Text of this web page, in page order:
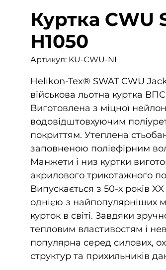
Куртка CWU
H1050
Артикул: KU-CWU-NL
Helikon-Tex® SWAT CWU
військова льотна куртка
Виготовлена з міцної
водовідштовхуючим
покриттям. Утеплена
заповненою поліефірним
Манжети і низ куртки
акрилового трикотажного
Випускається з 50-х років XX
однією з найпопулярніших
курток в світі. Завдяки
тепловим властивостям і
популярна серед силових,
структур та прихильників